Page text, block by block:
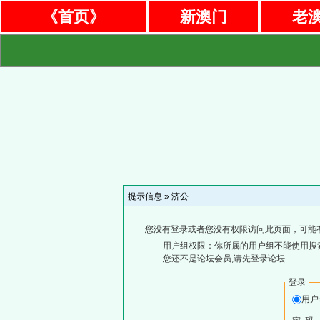
《首页》 新澳门 老
提示信息 » 济公
您没有登录或者您没有权限访问此页面，可能
用户组权限：你所属的用户组不能使用搜
您还不是论坛会员,请先登录论坛
登录
用